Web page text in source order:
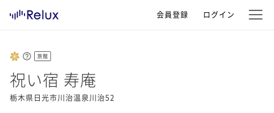
会員登録 ログイン
旅館
祝い宿 寿庵
栃木県日光市川治温泉川治52